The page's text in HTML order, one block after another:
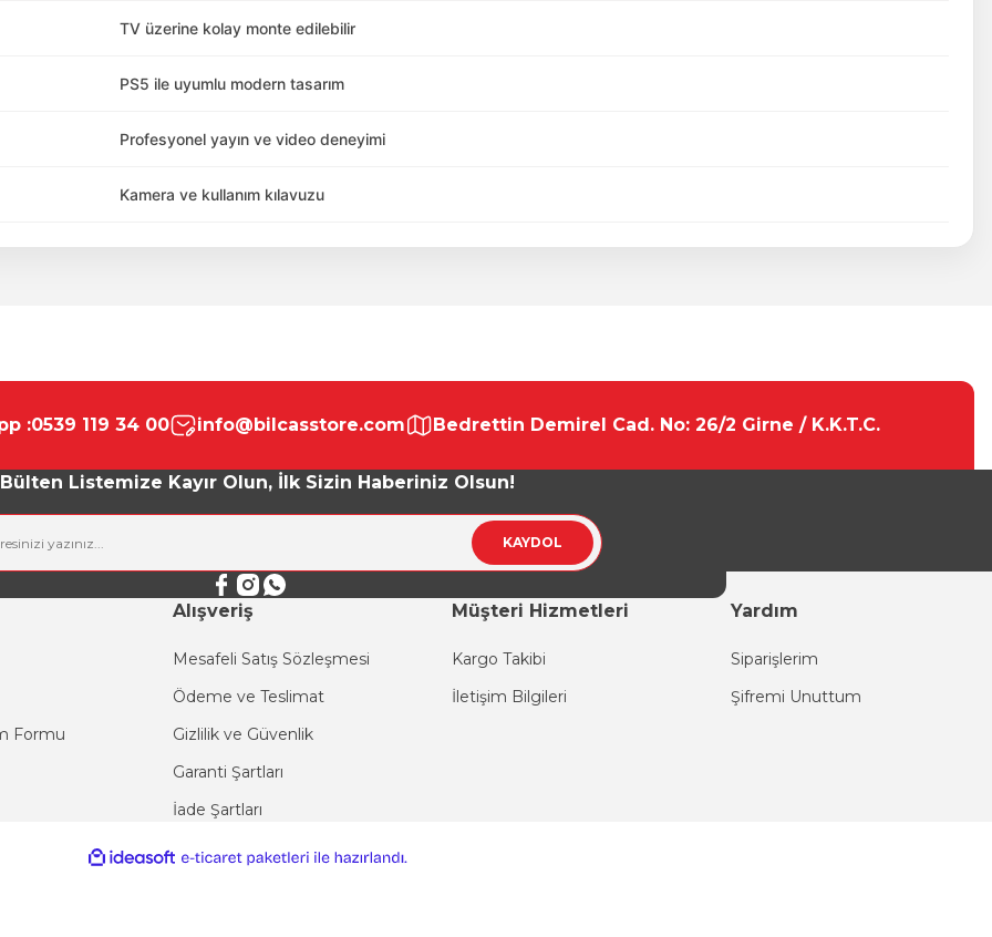
TV üzerine kolay monte edilebilir
PS5 ile uyumlu modern tasarım
Profesyonel yayın ve video deneyimi
Kamera ve kullanım kılavuzu
Gönder
:0539 119 34 00 info@bilcasstore.com Bedrettin Demirel Cad. No: 26/2 Girne / K.K.T.C.
Listemize Kayır Olun, İlk Sizin Haberiniz Olsun!
KAYDOL
Formu
Alışveriş
Mesafeli Satış Sözleşmesi
Ödeme ve Teslimat
Gizlilik ve Güvenlik
Garanti Şartları
İade Şartları
Müşteri Hizmetleri
Kargo Takibi
İletişim Bilgileri
Yardım
Siparişlerim
Şifremi Unuttum
ideasoft
e-